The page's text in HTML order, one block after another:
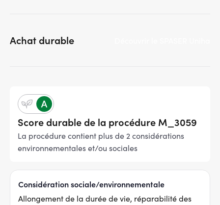
Achat durable
Score durable de la procédure M_3059
La procédure contient plus de 2 considérations
environnementales et/ou sociales
Considération sociale/environnementale
Allongement de la durée de vie, réparabilité des